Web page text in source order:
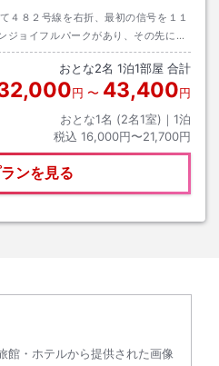
４８２号線を右折、最初の信号を１１
ジョイフルパークがあり、その先にあ
おとな2名 1泊1部屋 合計
円 〜 43,400円
おとな1名 (2名1室)｜ 1泊
税込 16,000円〜21,700円
ンを見る
館・ホテルから提供された画像